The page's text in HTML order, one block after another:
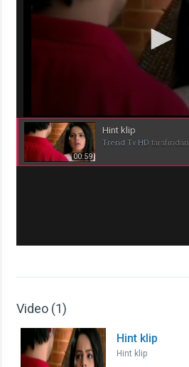
00:59
Hint klip
Trend Tv HD tarafından
Video (1)
Hint klip
Hint klip